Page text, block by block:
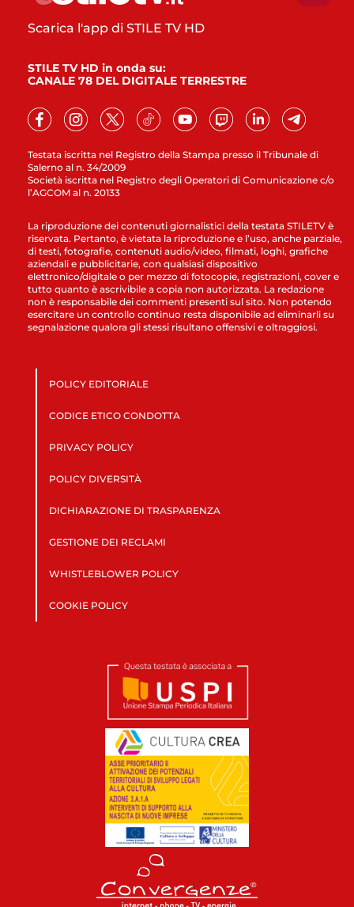
Testata iscritta nel Registro della Stampa presso il Tribunale di
Salerno al n. 34/2009
Società iscritta nel Registro degli Operatori di Comunicazione c/o
l’AGCOM al n. 20133
Scarica l'app di STILE TV HD
STILE TV HD in onda su:
CANALE 78 DEL DIGITALE TERRESTRE
La riproduzione dei contenuti giornalistici della testata STILETV è
riservata. Pertanto, è vietata la riproduzione e l’uso, anche parziale,
di testi, fotografie, contenuti audio/video, filmati, loghi, grafiche
aziendali e pubblicitarie, con qualsiasi dispositivo
elettronico/digitale o per mezzo di fotocopie, registrazioni, cover e
tutto quanto è ascrivibile a copia non autorizzata. La redazione
non è responsabile dei commenti presenti sul sito. Non potendo
esercitare un controllo continuo resta disponibile ad eliminarli su
segnalazione qualora gli stessi risultano offensivi e oltraggiosi.
POLICY EDITORIALE
CODICE ETICO CONDOTTA
PRIVACY POLICY
POLICY DIVERSITÀ
DICHIARAZIONE DI TRASPARENZA
GESTIONE DEI RECLAMI
WHISTLEBLOWER POLICY
COOKIE POLICY